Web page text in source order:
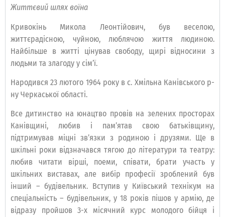
Життєвий шлях воїна
Кривокінь Микола Леонтійович, був веселою,
життєрадісною, чуйною, люблячою життя людиною.
Найбільше в житті цінував свободу, щирі відносини з
людьми та злагоду у сім’ї.
Народився 23 лютого 1964 року в с. Хмільна Канівського р-
ну Черкаської області.
Все дитинство на юнацтво провів на зелених просторах
Канівщині, любив і пам’ятав свою батьківщину,
підтримував міцні зв’язки з родиною і друзями. Ще в
шкільні роки відзначався тягою до літератури та театру:
любив читати вірші, поеми, співати, брати участь у
шкільних виставах, але вибір професії зроблений був
інший – будівельник. Вступив у Київський технікум на
спеціальність – будівельник, у 18 років пішов у армію, де
відразу пройшов 3-х місячний курс молодого бійця і